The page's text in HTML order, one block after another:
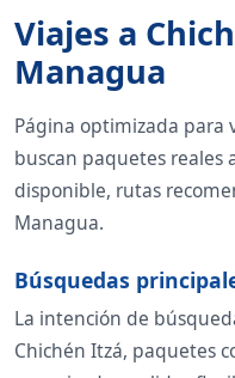
Viajes a
Managua
Página optimizada para
buscan paquetes reales
disponible, rutas
Managua.
Búsquedas
La intención de
Chichén Itzá, paquetes